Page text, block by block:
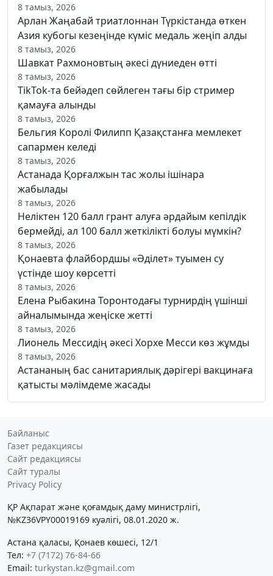
8 тамыз, 2026
Арлан Жаңабай триатлоннан Түркістанда өткен
Азия кубогы кезеңінде күміс медаль жеңіп алды
8 тамыз, 2026
Шавкат Рахмоновтың әкесі дүниеден өтті
8 тамыз, 2026
TikTok-та бейәдеп сөйлеген тағы бір стример
қамауға алынды
8 тамыз, 2026
Бельгия Королі Филипп Қазақстанға мемлекет
сапармен келеді
8 тамыз, 2026
Астанада Қорғалжын тас жолы ішінара
жабылады
8 тамыз, 2026
Неліктен 120 балл грант алуға әрдайым кепілдік
бермейді, ал 100 балл жеткілікті болуы мүмкін?
8 тамыз, 2026
Қонаевта флайбордшы «Әділет» туымен су
үстінде шоу көрсетті
8 тамыз, 2026
Елена Рыбакина Торонтодағы турнирдің үшінші
айналымында жеңіске жетті
8 тамыз, 2026
Лионель Мессидің әкесі Хорхе Месси көз жұмды
8 тамыз, 2026
Астананың бас санитариялық дәрігері вакцинаға
қатысты мәлімдеме жасады
Байланыс
Газет редакциясы
Сайт редакциясы
Сайт туралы
Privacy Policy
ҚР Ақпарат және қоғамдық даму министрлігі,
№KZ36VPY00019169 куәлігі, 08.01.2020 ж.
Астана қаласы, Қонаев көшесі, 12/1
Тел: +7 (7172) 76-84-66
Email: turkystan.kz@gmail.com